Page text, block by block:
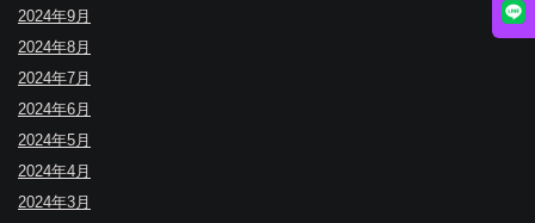
2024年9月
2024年8月
2024年7月
2024年6月
2024年5月
2024年4月
2024年3月